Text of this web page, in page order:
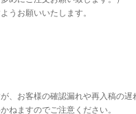
うお願いいたします。
、お客様の確認漏れや再入稿の遅
ねますのでご注意ください。